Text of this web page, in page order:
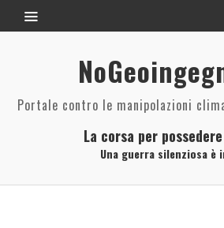
Portale contro le manipolazioni
La corsa per
Una guerra silenziosa è